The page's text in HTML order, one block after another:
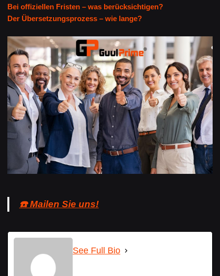
Bei offiziellen Fristen – was berücksichtigen?
Der Übersetzungsprozess – wie lange?
☎️ Mailen Sie uns!
See Full Bio